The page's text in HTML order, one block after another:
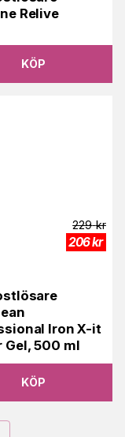
Relive
KÖP
229 kr
206kr
Iron X-it
Gel, 500 ml
KÖP